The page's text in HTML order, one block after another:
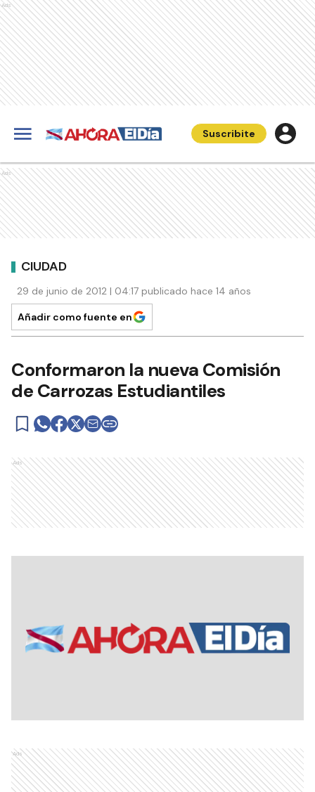
Ads
Suscribite
Ads
CIUDAD
29 de junio de 2012 | 04:17 publicado hace 14 años
Añadir como fuente en
Conformaron la nueva Comisión
de Carrozas Estudiantiles
Ads
Ads